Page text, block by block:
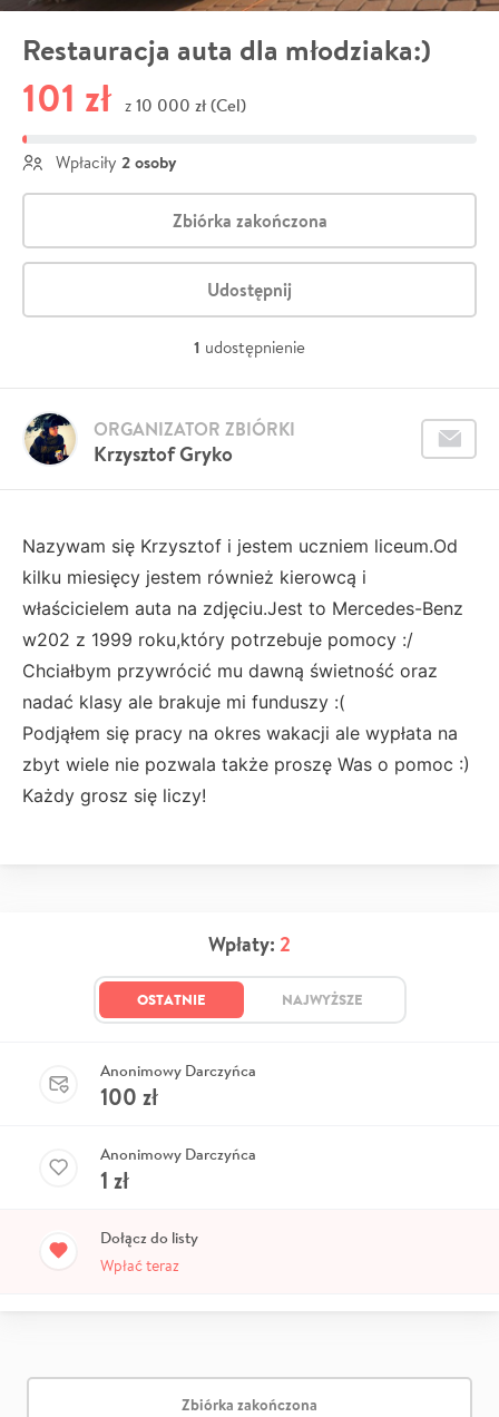
Restauracja auta dla młodziaka:)
101 zł z 10 000 zł (Cel)
Wpłaciły 2 osoby
Zbiórka zakończona
Udostępnij
1 udostępnienie
Krzysztof Gryko
ORGANIZATOR ZBIÓRKI
Nazywam się Krzysztof i jestem uczniem liceum.Od
kilku miesięcy jestem również kierowcą i
właścicielem auta na zdjęciu.Jest to Mercedes-Benz
w202 z 1999 roku,który potrzebuje pomocy :/
Chciałbym przywrócić mu dawną świetność oraz
nadać klasy ale brakuje mi funduszy :(
Podjąłem się pracy na okres wakacji ale wypłata na
zbyt wiele nie pozwala także proszę Was o pomoc :)
Każdy grosz się liczy!
Wpłaty: 2
OSTATNIE NAJWYŻSZE
Anonimowy Darczyńca
100 zł
Anonimowy Darczyńca
1 zł
Dołącz do listy
Wpłać teraz
Zbiórka zakończona